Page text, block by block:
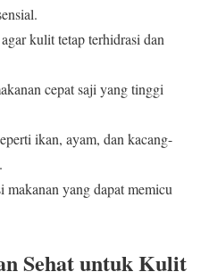
kulit tetap terhidrasi dan
cepat saji yang tinggi
ikan, ayam, dan kacang-
yang dapat memicu
Sehat untuk Kulit